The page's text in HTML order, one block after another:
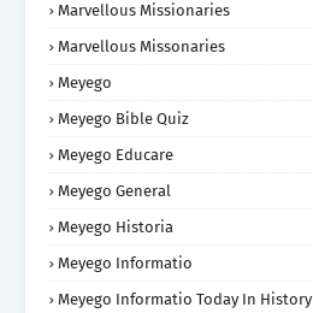
Marvellous Missionaries
Marvellous Missonaries
Meyego
Meyego Bible Quiz
Meyego Educare
Meyego General
Meyego Historia
Meyego Informatio
Meyego Informatio Today In History